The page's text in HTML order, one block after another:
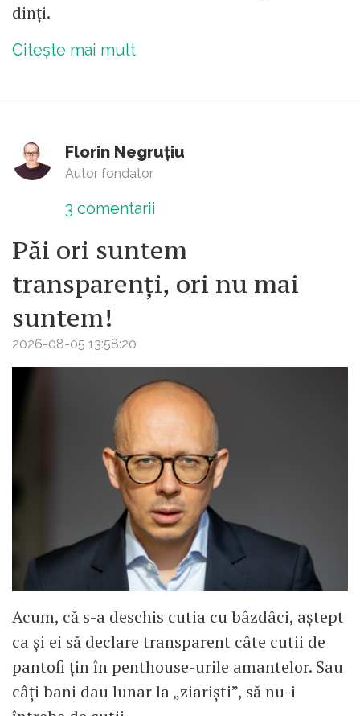
dinți.
Citește mai mult
Florin Negruțiu
Autor fondator
3 comentarii
Păi ori suntem
transparenți, ori nu mai
suntem!
2026-08-05 13:58:20
Acum, că s-a deschis cutia cu bâzdâci, aștept
ca și ei să declare transparent câte cutii de
pantofi țin în penthouse-urile amantelor. Sau
câți bani dau lunar la „ziariști”, să nu-i